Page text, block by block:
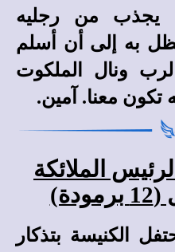
يجذب من رجليه
به إلى أن أسلم
ونال الملكوت
تكون معنا. آمين.
الملائكة
الكنيسة بتذكار